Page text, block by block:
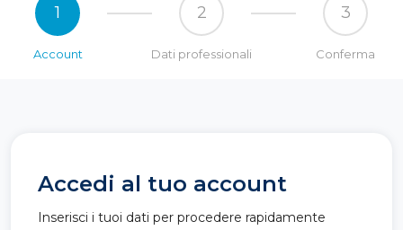
1
Account
2
Dati professionali
3
Conferma
Accedi al tuo account
Inserisci i tuoi dati per procedere rapidamente